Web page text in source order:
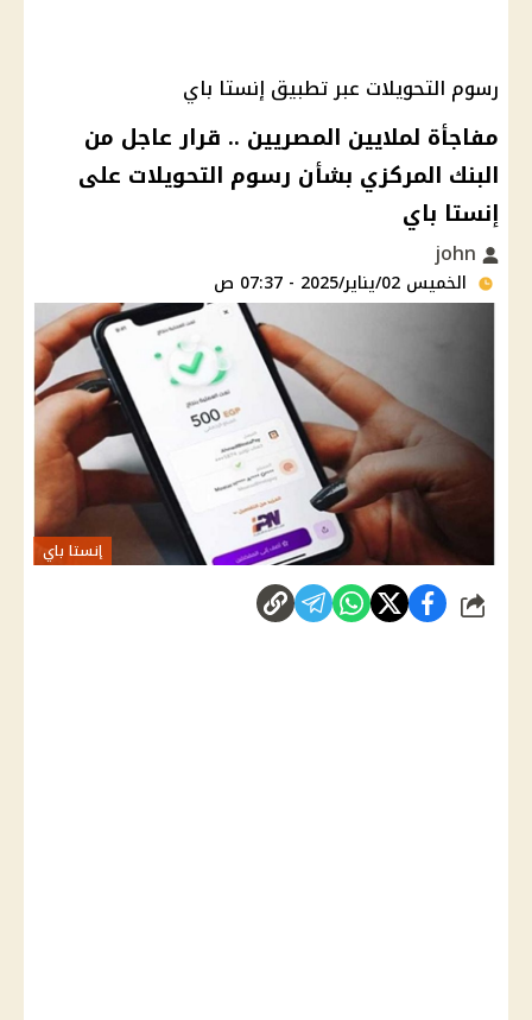
رسوم التحويلات عبر تطبيق إنستا باي
مفاجأة لملايين المصريين .. قرار عاجل من
البنك المركزي بشأن رسوم التحويلات على
إنستا باي
الخميس 02/يناير/2025 - 07:37 ص
إنستا باي
شارك